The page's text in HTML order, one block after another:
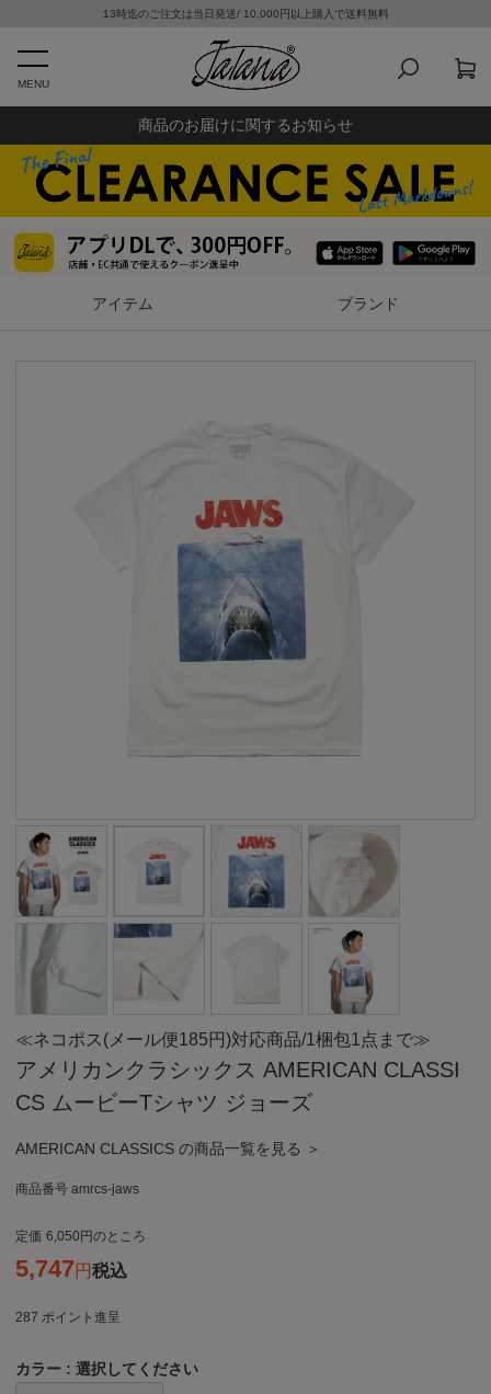
13時迄のご注文は当日発送/ 10,000円以上購入で送料無料
MENU
商品のお届けに関するお知らせ
アイテム ブランド
≪ネコポス(メール便185円)対応商品/1梱包1点まで≫
アメリカンクラシックス AMERICAN CLASSI
CS ムービーTシャツ ジョーズ
AMERICAN CLASSICS の商品一覧を見る ＞
商品番号 amrcs-jaws
定価 6,050 のところ
5,747 税込
287 ポイント進呈
カラー 選択してください